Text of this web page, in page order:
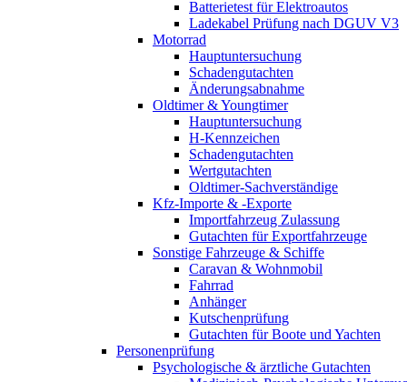
Batterietest für Elektroautos
Ladekabel Prüfung nach DGUV V3
Motorrad
Hauptuntersuchung
Schadengutachten
Änderungsabnahme
Oldtimer & Youngtimer
Hauptuntersuchung
H-Kennzeichen
Schadengutachten
Wertgutachten
Oldtimer-Sachverständige
Kfz-Importe & -Exporte
Importfahrzeug Zulassung
Gutachten für Exportfahrzeuge
Sonstige Fahrzeuge & Schiffe
Caravan & Wohnmobil
Fahrrad
Anhänger
Kutschenprüfung
Gutachten für Boote und Yachten
Personenprüfung
Psychologische & ärztliche Gutachten